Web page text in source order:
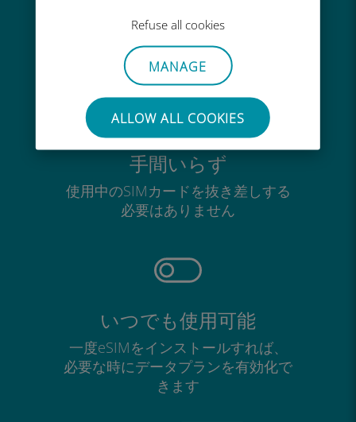
Refuse all cookies
MANAGE
ALLOW ALL COOKIES
Wi-Fiやデータ残量がなくても、
Ubigiアプリでデータの追加購入が
可能
手間いらず
使用中のSIMカードを抜き差しする
必要はありません
いつでも使用可能
一度eSIMをインストールすれば、
必要な時にデータプランを有効化で
きます